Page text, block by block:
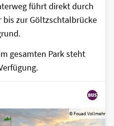
führt direkt durch
bis zur Göltzschtalbrücke
gesamten Park steht
© Fouad Vollmehr